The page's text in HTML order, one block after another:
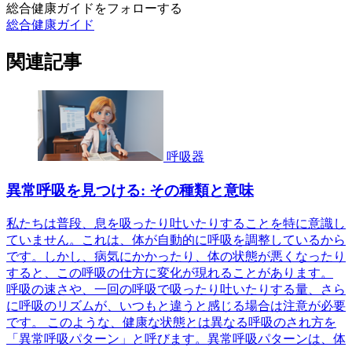
総合健康ガイドをフォローする
総合健康ガイド
関連記事
呼吸器
異常呼吸を見つける: その種類と意味
私たちは普段、息を吸ったり吐いたりすることを特に意識し
ていません。これは、体が自動的に呼吸を調整しているから
です。しかし、病気にかかったり、体の状態が悪くなったり
すると、この呼吸の仕方に変化が現れることがあります。
呼吸の速さや、一回の呼吸で吸ったり吐いたりする量、さら
に呼吸のリズムが、いつもと違うと感じる場合は注意が必要
です。 このような、健康な状態とは異なる呼吸のされ方を
「異常呼吸パターン」と呼びます。異常呼吸パターンは、体